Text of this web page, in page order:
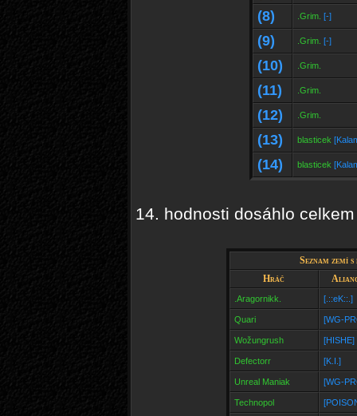
(8) .Grim. [-]
(9) .Grim. [-]
(10) .Grim.
(11) .Grim.
(12) .Grim.
(13) blasticek
(14) blasticek
14. hodnosti dosáhlo
Seznam zemí
Hráč
.Aragornikk. [.::eK::.]
Quari [WG-
Wožungrush [HISHE]
Defectorr [K.I.]
Unreal Maniak [WG-
Technopol